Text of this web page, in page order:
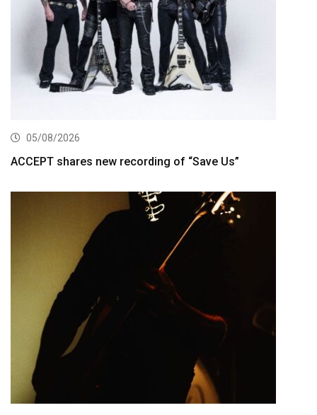
05/08/2026
ACCEPT shares new recording of “Save Us”